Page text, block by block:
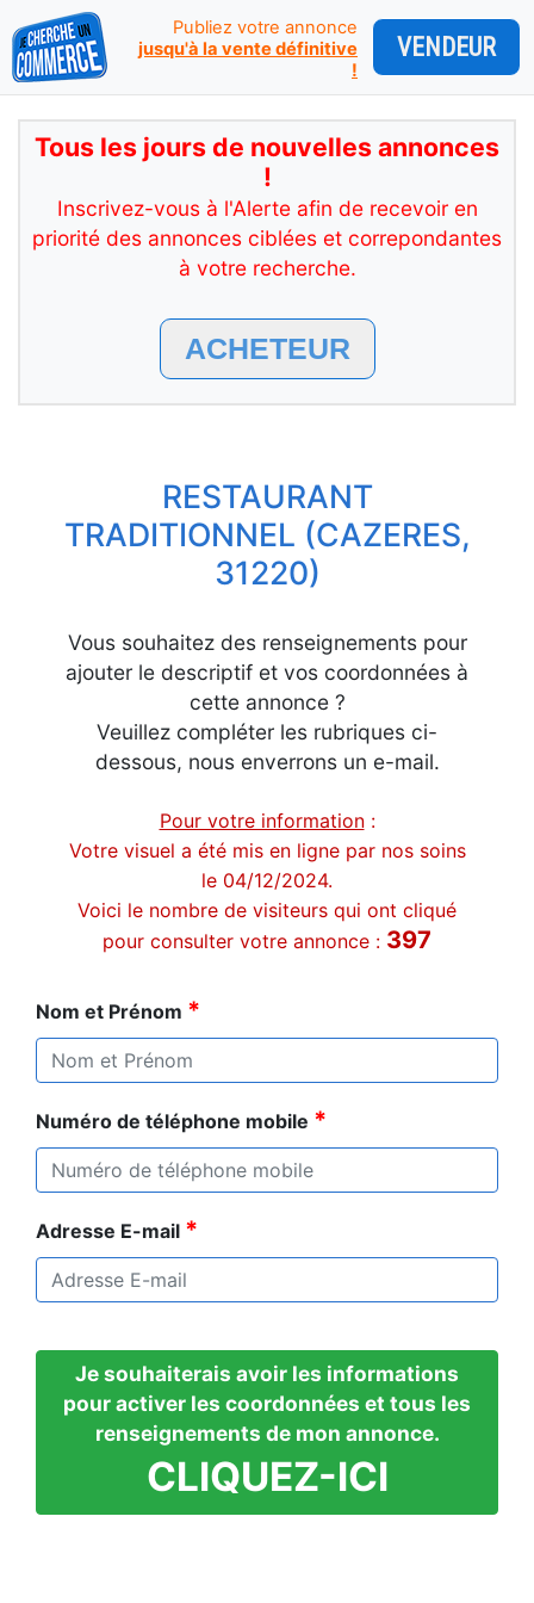
Publiez votre annonce
jusqu'à la vente définitive
!
VENDEUR
Tous les jours de nouvelles annonces
!
Inscrivez-vous à l'Alerte afin de recevoir en
priorité des annonces ciblées et correpondantes
à votre recherche.
ACHETEUR
RESTAURANT
TRADITIONNEL (CAZERES,
31220)
Vous souhaitez des renseignements pour
ajouter le descriptif et vos coordonnées à
cette annonce ?
Veuillez compléter les rubriques ci-
dessous, nous enverrons un e-mail.
Pour votre information:
Votre visuel a été mis en ligne par nos soins
le 04/12/2024.
Voici le nombre de visiteurs qui ont cliqué
pour consulter votre annonce : 397
Nom et Prénom *
Numéro de téléphone mobile *
Adresse E-mail *
Je souhaiterais avoir les informations
pour activer les coordonnées et tous les
renseignements de mon annonce.
CLIQUEZ-ICI